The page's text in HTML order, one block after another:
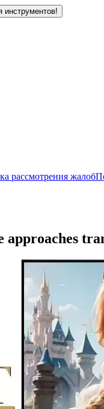
инструментов!
рассмотрения жалоб